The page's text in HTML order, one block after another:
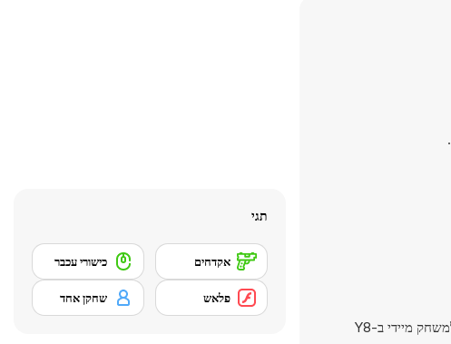
- הכל זמין למשחק מיידי ב-Y8
תגי
אקדחים כישורי עכבר
פלאש שחקן אחד